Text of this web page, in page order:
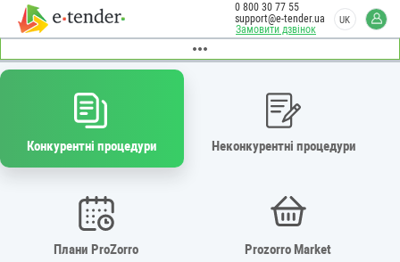
Замовити дзвінок
0 800 30 77 55
support@e-tender.ua
UK
Конкурентні процедури Неконкурентні процедури
Плани ProZorro Prozorro Market